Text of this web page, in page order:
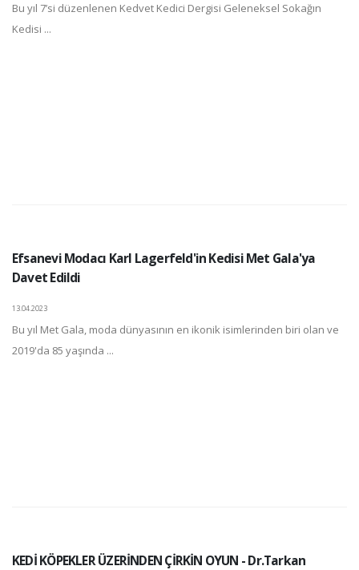
Bu yıl 7’si düzenlenen Kedvet Kedici Dergisi Geleneksel Sokağın
Kedisi ...
Efsanevi Modacı Karl Lagerfeld'in Kedisi Met Gala'ya
Davet Edildi
13.04.2023
Bu yıl Met Gala, moda dünyasının en ikonik isimlerinden biri olan ve
2019'da 85 yaşında ...
KEDİ KÖPEKLER ÜZERİNDEN ÇİRKİN OYUN - Dr.Tarkan